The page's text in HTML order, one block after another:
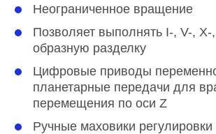
Неограниченное вращение
Позволяет выполнять I-, V-, X-
образную разделку
Цифровые приводы
планетарные передачи для
перемещения по оси Z
Ручные маховики регулировки